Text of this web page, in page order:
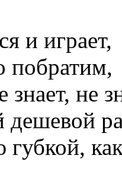
и играет,
побратим,
знает, не
дешевой